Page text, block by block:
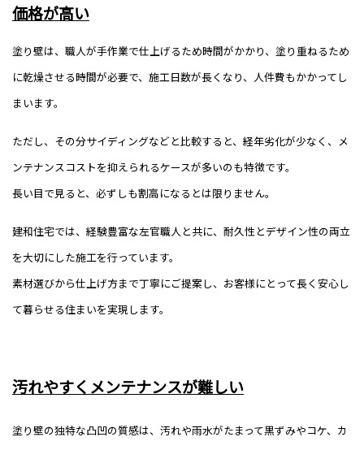
価格が高い
塗り壁は、職人が手作業で仕上げるため時間がかかり、塗り重ねるため
に乾燥させる時間が必要で、施工日数が長くなり、人件費もかかってし
まいます。
ただし、その分サイディングなどと比較すると、経年劣化が少なく、メ
ンテナンスコストを抑えられるケースが多いのも特徴です。
長い目で見ると、必ずしも割高になるとは限りません。
建和住宅では、経験豊富な左官職人と共に、耐久性とデザイン性の両立
を大切にした施工を行っています。
素材選びから仕上げ方まで丁寧にご提案し、お客様にとって長く安心し
て暮らせる住まいを実現します。
汚れやすくメンテナンスが難しい
塗り壁の独特な凸凹の質感は、汚れや雨水がたまって黒ずみやコケ、カ